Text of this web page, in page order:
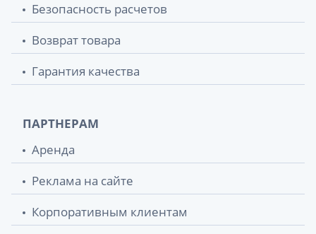
Безопасность расчетов
Возврат товара
Гарантия качества
ПАРТНЕРАМ
Аренда
Реклама на сайте
Корпоративным клиентам